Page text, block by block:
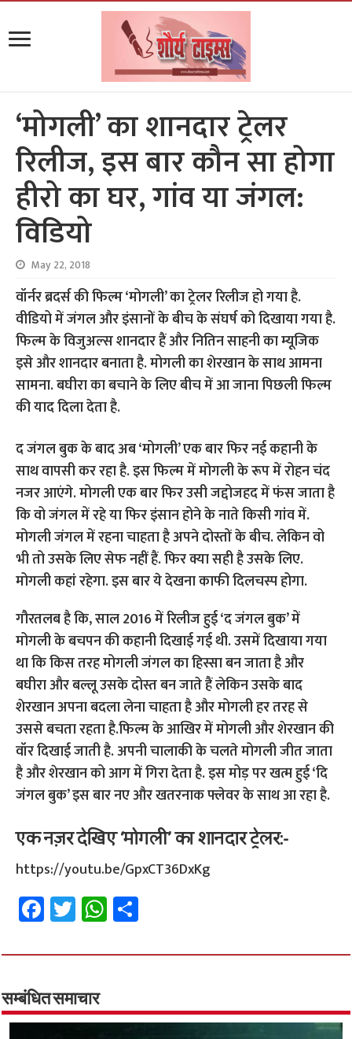
‘मोगली’ का शानदार ट्रेलर
रिलीज, इस बार कौन सा होगा
हीरो का घर, गांव या जंगल:
विडियो
May 22, 2018
वॉर्नर ब्रदर्स की फिल्म ‘मोगली’ का ट्रेलर रिलीज हो गया है.
वीडियो में जंगल और इंसानों के बीच के संघर्ष को दिखाया गया है.
फिल्म के विजुअल्स शानदार हैं और नितिन साहनी का म्यूजिक
इसे और शानदार बनाता है. मोगली का शेरखान के साथ आमना
सामना. बघीरा का बचाने के लिए बीच में आ जाना पिछली फिल्म
की याद दिला देता है.
द जंगल बुक के बाद अब ‘मोगली’ एक बार फिर नई कहानी के
साथ वापसी कर रहा है. इस फिल्म में मोगली के रूप में रोहन चंद
नजर आएंगे. मोगली एक बार फिर उसी जद्दोजहद में फंस जाता है
कि वो जंगल में रहे या फिर इंसान होने के नाते किसी गांव में.
मोगली जंगल में रहना चाहता है अपने दोस्तों के बीच. लेकिन वो
भी तो उसके लिए सेफ नहीं हैं. फिर क्या सही है उसके लिए.
मोगली कहां रहेगा. इस बार ये देखना काफी दिलचस्प होगा.
गौरतलब है कि, साल 2016 में रिलीज हुई ‘द जंगल बुक’ में
मोगली के बचपन की कहानी दिखाई गई थी. उसमें दिखाया गया
था कि किस तरह मोगली जंगल का हिस्सा बन जाता है और
बघीरा और बल्लू उसके दोस्त बन जाते हैं लेकिन उसके बाद
शेरखान अपना बदला लेना चाहता है और मोगली हर तरह से
उससे बचता रहता है.फिल्म के आखिर में मोगली और शेरखान की
वॉर दिखाई जाती है. अपनी चालाकी के चलते मोगली जीत जाता
है और शेरखान को आग में गिरा देता है. इस मोड़ पर खत्म हुई ‘दि
जंगल बुक’ इस बार नए और खतरनाक फ्लेवर के साथ आ रहा है.
एक नज़र देखिए ‘मोगली’ का शानदार ट्रेलर:-
https://youtu.be/GpxCT36DxKg
Fa
ce
b
o
o
T
wi
tt
er
W
h
at
p
ar
सम्बंधित समाचार